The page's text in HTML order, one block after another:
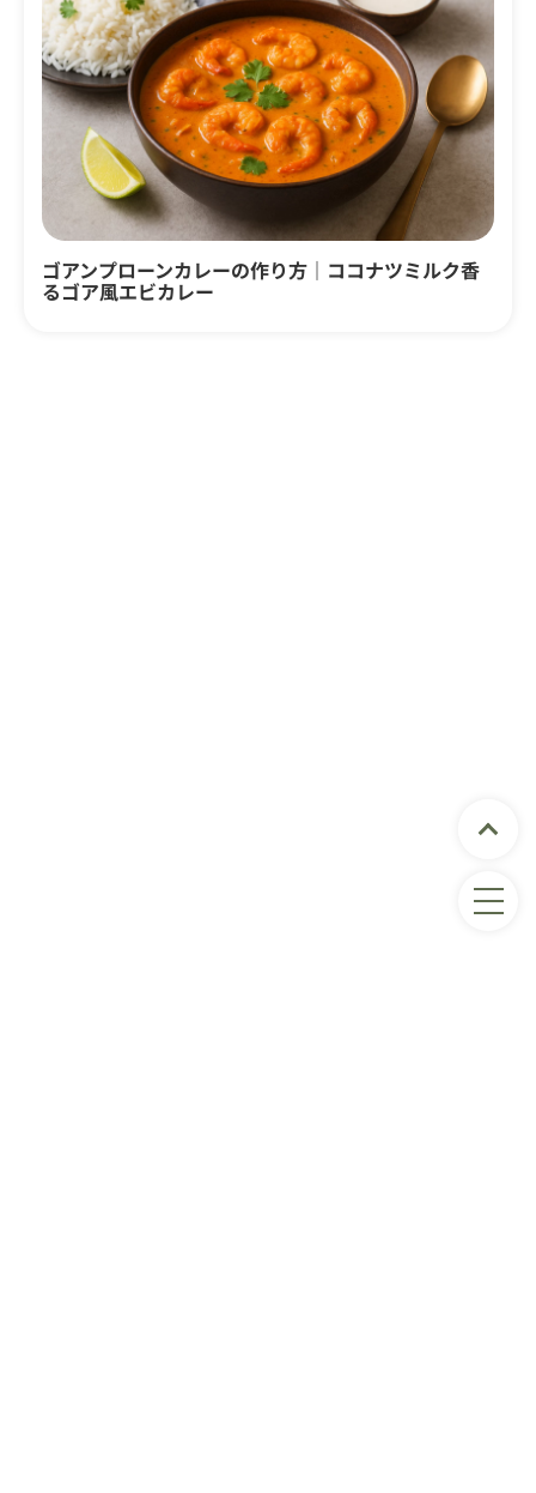
ゴアンプローンカレーの作り方｜ココナツミルク香
るゴア風エビカレー